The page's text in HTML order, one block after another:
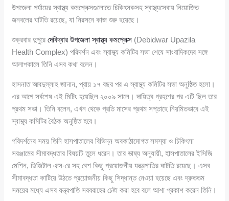
উপজেলা পর্যায়ের স্বাস্থ্য কমপ্লেক্সগুলোতে চিকিৎসকসহ স্বাস্থ্যসেবায় নিয়োজিত
জনবলের ঘাটতি রয়েছে, যা নিরসনে কাজ শুরু হয়েছে।
শুক্রবার দুপুরেদেবিদ্বার উপজেলা স্বাস্থ্য কমপ্লেক্স (Debidwar Upazila
Health Complex) পরিদর্শন এবং স্বাস্থ্য কমিটির সভা শেষে সাংবাদিকদের সঙ্গে
আলাপকালে তিনি এসব কথা বলেন।
হাসনাত আবদুল্লাহ জানান, প্রায় ১৭ বছর পর এ স্বাস্থ্য কমিটির সভা অনুষ্ঠিত হলো।
এর আগে সর্বশেষ এই মিটিং হয়েছিল ২০০৯ সালে। দায়িত্ব গ্রহণের পর এটি ছিল তার
প্রথম সভা। তিনি বলেন, এখন থেকে প্রতি মাসের প্রথম সপ্তাহে নিয়মিতভাবে এই
স্বাস্থ্য কমিটির বৈঠক অনুষ্ঠিত হবে।
পরিদর্শনের সময় তিনি হাসপাতালের বিভিন্ন অবকাঠামোগত সমস্যা ও চিকিৎসা
সরঞ্জামের সীমাবদ্ধতার বিষয়টি তুলে ধরেন। তার ভাষ্য অনুযায়ী, হাসপাতালের ইসিজি
মেশিন, ডিজিটাল এক্স-রে সহ বেশ কিছু প্রয়োজনীয় যন্ত্রপাতির ঘাটতি রয়েছে। এসব
সীমাবদ্ধতা কাটিয়ে উঠতে প্রয়োজনীয় কিছু সিদ্ধান্ত নেওয়া হয়েছে এবং দ্রুততম
সময়ের মধ্যে এসব যন্ত্রপাতি সরবরাহের চেষ্টা করা হবে বলে আশা প্রকাশ করেন তিনি।